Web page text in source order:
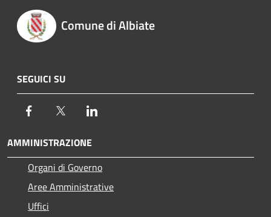
Comune di Albiate
SEGUICI SU
Facebook Twitter
AMMINISTRAZIONE
Organi di Governo
Aree Amministrative
Uffici